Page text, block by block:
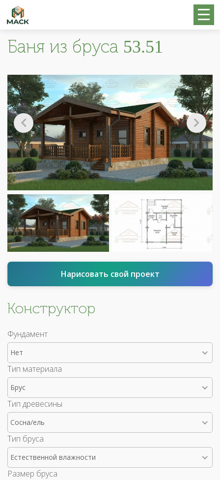
Баня из бруса 53.51
Нарисовать свой проект
Конструктор
Фундамент
Нет
Тип материала
Брус
Тип древесины
Сосна/ель
Тип бруса
Естественной влажности
Размер бруса